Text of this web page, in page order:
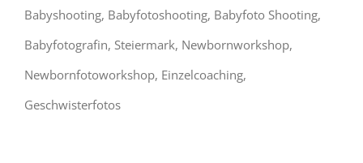
Babyshooting, Babyfotoshooting, Babyfoto Shooting,
Babyfotografin, Steiermark, Newbornworkshop,
Newbornfotoworkshop, Einzelcoaching,
Geschwisterfotos